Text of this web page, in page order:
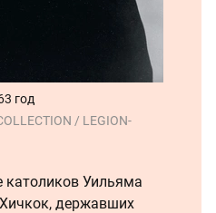
год
/ LEGION-
католиков Уильяма
державших